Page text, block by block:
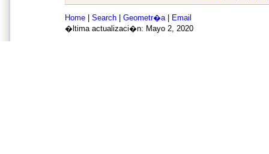
Home Search Geometr�a|
Email
�ltima actualizaci�n: Mayo 2, 2020